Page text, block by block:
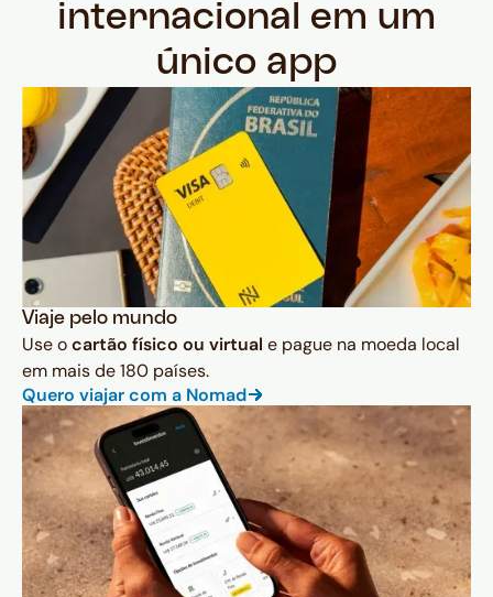
internacional em um
único app
Viaje pelo mundo
Use ocartão físico ou virtual e pague na moeda local
em mais de 180 países.
Quero viajar com a Nomad